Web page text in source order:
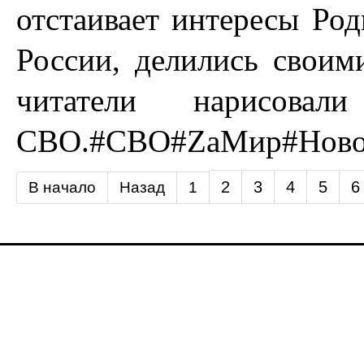
отстаивает интересы
России, делились
читатели
СВО.#СВО#ZаМир
В начало Назад 1 2 3 4 5 6